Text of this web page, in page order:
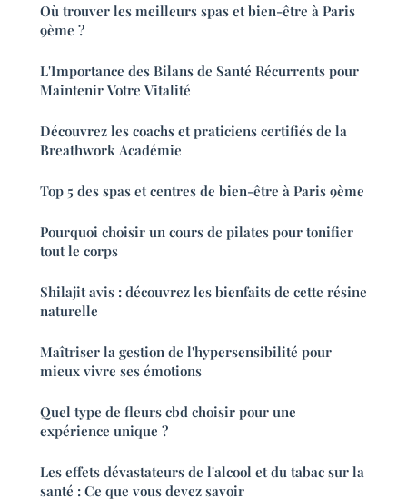
Où trouver les meilleurs spas et bien-être à Paris
9ème ?
L'Importance des Bilans de Santé Récurrents pour
Maintenir Votre Vitalité
Découvrez les coachs et praticiens certifiés de la
Breathwork Académie
Top 5 des spas et centres de bien-être à Paris 9ème
Pourquoi choisir un cours de pilates pour tonifier
tout le corps
Shilajit avis : découvrez les bienfaits de cette résine
naturelle
Maîtriser la gestion de l'hypersensibilité pour
mieux vivre ses émotions
Quel type de fleurs cbd choisir pour une
expérience unique ?
Les effets dévastateurs de l'alcool et du tabac sur la
santé : Ce que vous devez savoir